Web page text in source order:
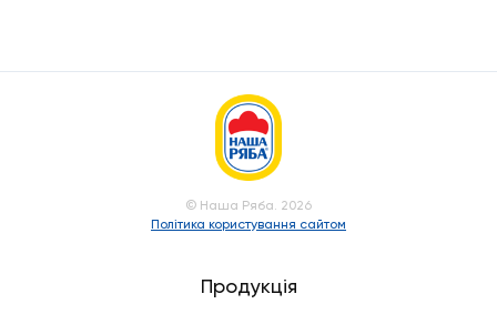
© Наша Ряба. 2026
Політика користування сайтом
Продукція